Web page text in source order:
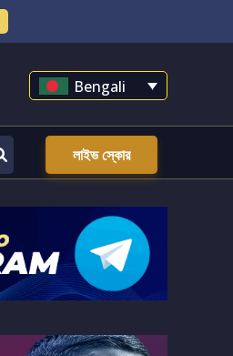
Bengali
লাইভ স্কোর